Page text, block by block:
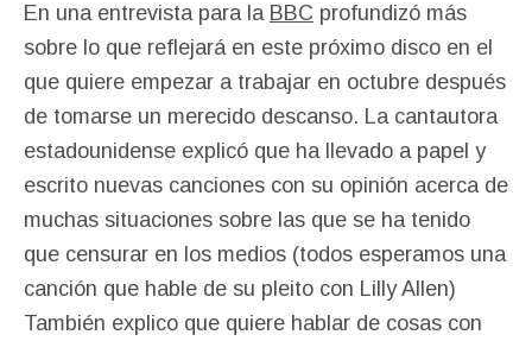
En una entrevista para la BBC profundizó más
sobre lo que reflejará en este próximo disco en el
que quiere empezar a trabajar en octubre después
de tomarse un merecido descanso. La cantautora
estadounidense explicó que ha llevado a papel y
escrito nuevas canciones con su opinión acerca de
muchas situaciones sobre las que se ha tenido
que censurar en los medios (todos esperamos una
canción que hable de su pleito con Lilly Allen)
También explico que quiere hablar de cosas con